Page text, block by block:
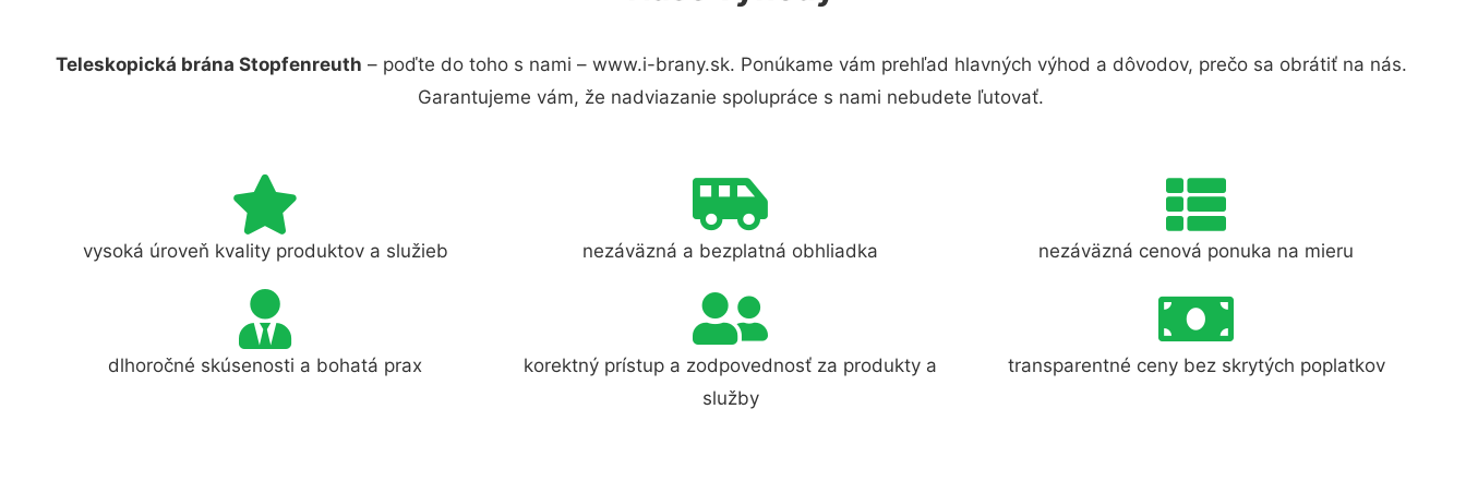
Teleskopická brána Stopfenreuth – poďte do toho s nami – www.i-brany.sk. Ponúkame vám prehľad hlavných výhod a dôvodov, prečo sa obrátiť na nás.
Garantujeme vám, že nadviazanie spolupráce s nami nebudete ľutovať.
vysoká úroveň kvality produktov a služieb nezáväzná a bezplatná obhliadka nezáväzná cenová ponuka na mieru
dlhoročné skúsenosti a bohatá prax
korektný prístup a zodpovednosť za produkty a
služby
transparentné ceny bez skrytých poplatkov